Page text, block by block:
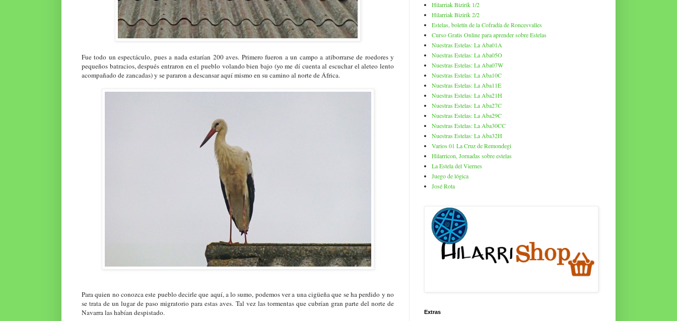
Fue todo un espectáculo, pues a nada estarían 200 aves. Primero fueron a un campo a atiborrarse de roedores y
pequeños batracios, después entraron en el pueblo volando bien bajo (yo me dí cuenta al escuchar el aleteo lento
acompañado de zancadas) y se pararon a descansar aquí mismo en su camino al norte de África.
Para quien no conozca este pueblo decirle que aquí, a lo sumo, podemos ver a una cigüeña que se ha perdido y no
se trata de un lugar de paso migratorio para estas aves. Tal vez las tormentas que cubrían gran parte del norte de
Navarra las habían despistado.
Hilarriak Bizirik 1/2
Hilarriak Bizirik 2/2
Estelas, boletín de la Cofradía de Roncesvalles
Curso Gratis Online para aprender sobre Estelas
Nuestras Estelas: La Aba01A
Nuestras Estelas: La Aba05O
Nuestras Estelas: La Aba07W
Nuestras Estelas: La Aba10C
Nuestras Estelas: La Aba11E
Nuestras Estelas: La Aba21H
Nuestras Estelas: La Aba27C
Nuestras Estelas: La Aba29C
Nuestras Estelas: La Aba30CC
Nuestras Estelas: La Aba32H
Varios 01 La Cruz de Remondegi
Hilarricon, Jornadas sobre estelas
La Estela del Viernes
Juego de lógica
José Rota
Extras